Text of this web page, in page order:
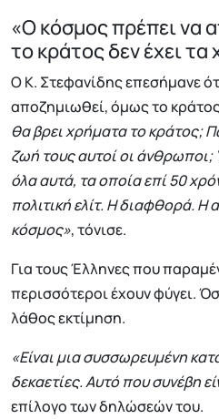
«Ο κόσμος πρέπει να
το κράτος δεν έχει τα
Ο Κ. Στεφανίδης επεσήμανε
αποζημιωθεί, όμως το
θα βρει χρήματα το κράτος;
ζωή τους αυτοί οι
όλα αυτά, τα οποία επί 50
πολιτική ελίτ. Η διαφθορά. Η
κόσμος», τόνισε.
Για τους Έλληνες που
περισσότεροι έχουν φύγει.
λάθος εκτίμηση.
«Είναι μια συσσωρευμένη
δεκαετίες. Αυτό που συνέβη
επίλογο των δηλώσεών του.